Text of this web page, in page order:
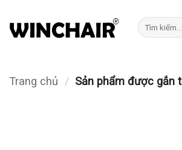
qua
Tìm
kiếm:
Trang chủ / Sản phẩm được gắn